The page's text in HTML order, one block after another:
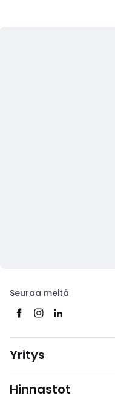
Seuraa meitä
Yritys
Hinnastot